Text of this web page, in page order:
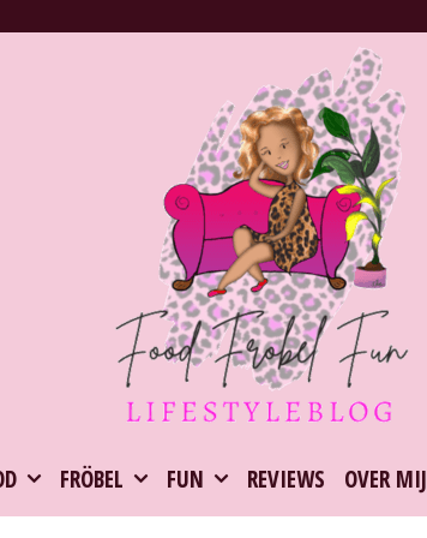
FRÖBEL FUN REVIEWS OVER MIJ